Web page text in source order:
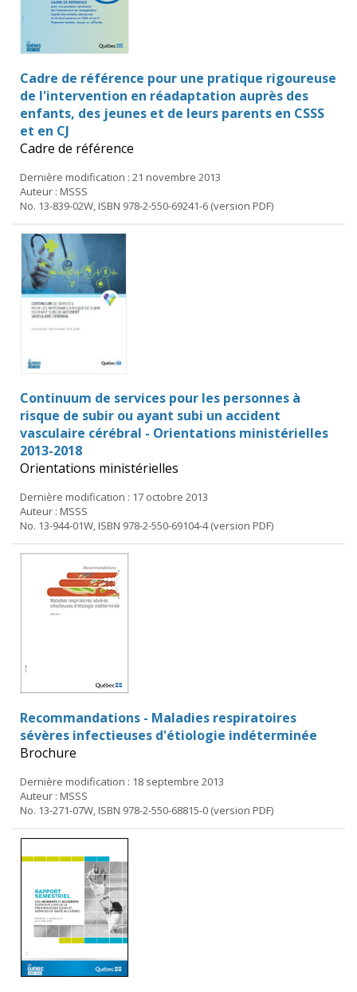
Cadre de référence pour une pratique rigoureuse
de l'intervention en réadaptation auprès des
enfants, des jeunes et de leurs parents en CSSS
et en CJ
Cadre de référence
Dernière modification : 21 novembre 2013
Auteur : MSSS
No. 13-839-02W, ISBN 978-2-550-69241-6 (version PDF)
Continuum de services pour les personnes à
risque de subir ou ayant subi un accident
vasculaire cérébral - Orientations ministérielles
2013-2018
Orientations ministérielles
Dernière modification : 17 octobre 2013
Auteur : MSSS
No. 13-944-01W, ISBN 978-2-550-69104-4 (version PDF)
Recommandations - Maladies respiratoires
sévères infectieuses d'étiologie indéterminée
Brochure
Dernière modification : 18 septembre 2013
Auteur : MSSS
No. 13-271-07W, ISBN 978-2-550-68815-0 (version PDF)